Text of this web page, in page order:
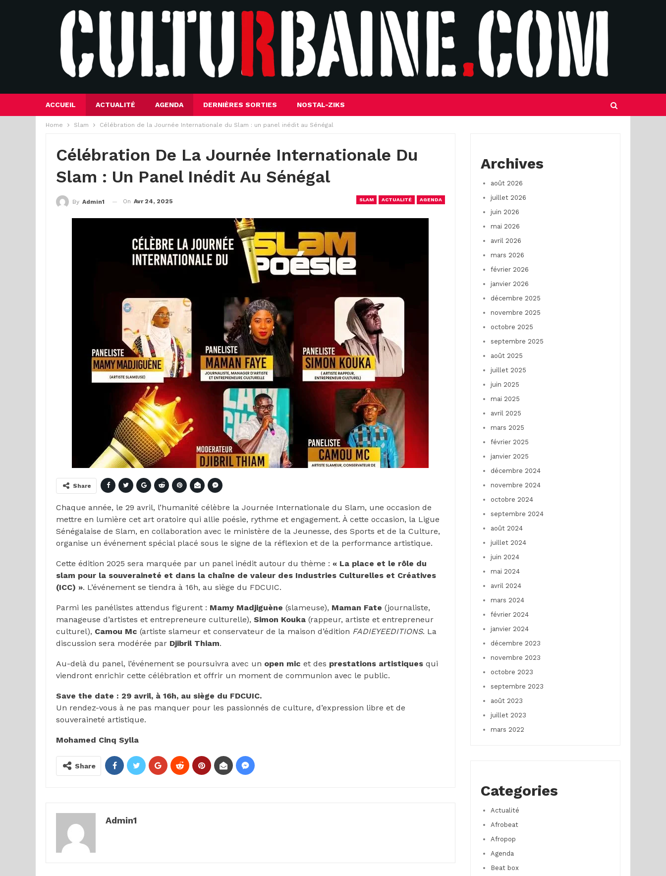
ACCUEIL ACTUALITÉ AGENDA DERNIÈRES SORTIES NOSTAL-ZIKS
Home Slam Célébration de la Journée Internationale du Slam : un panel inédit au Sénégal
Célébration De La Journée Internationale Du
Slam : Un Panel Inédit Au Sénégal
SLAM ACTUALITÉ AGENDA
By Admin1 On Avr 24, 2025
Share
Chaque année, le 29 avril, l’humanité célèbre la Journée Internationale du Slam, une occasion de
mettre en lumière cet art oratoire qui allie poésie, rythme et engagement. À cette occasion, la Ligue
Sénégalaise de Slam, en collaboration avec le ministère de la Jeunesse, des Sports et de la Culture,
organise un événement spécial placé sous le signe de la réflexion et de la performance artistique.
Cette édition 2025 sera marquée par un panel inédit autour du thème : « La place et le rôle du
slam pour la souveraineté et dans la chaîne de valeur des Industries Culturelles et Créatives
(ICC) ». L’événement se tiendra à 16h, au siège du FDCUIC.
Parmi les panélistes attendus figurent : Mamy Madjiguène (slameuse), Maman Fate (journaliste,
manageuse d’artistes et entrepreneure culturelle), Simon Kouka (rappeur, artiste et entrepreneur
culturel), Camou Mc (artiste slameur et conservateur de la maison d’édition FADIEYEEDITIONS. La
discussion sera modérée par Djibril Thiam.
Au-delà du panel, l’événement se poursuivra avec un open mic et des prestations artistiques qui
viendront enrichir cette célébration et offrir un moment de communion avec le public.
Save the date : 29 avril, à 16h, au siège du FDCUIC.
Un rendez-vous à ne pas manquer pour les passionnés de culture, d’expression libre et de
souveraineté artistique.
Mohamed Cinq Sylla
Share
Admin1
Archives
août 2026
juillet 2026
juin 2026
mai 2026
avril 2026
mars 2026
février 2026
janvier 2026
décembre 2025
novembre 2025
octobre 2025
septembre 2025
août 2025
juillet 2025
juin 2025
mai 2025
avril 2025
mars 2025
février 2025
janvier 2025
décembre 2024
novembre 2024
octobre 2024
septembre 2024
août 2024
juillet 2024
juin 2024
mai 2024
avril 2024
mars 2024
février 2024
janvier 2024
décembre 2023
novembre 2023
octobre 2023
septembre 2023
août 2023
juillet 2023
mars 2022
Categories
Actualité
Afrobeat
Afropop
Agenda
Beat box